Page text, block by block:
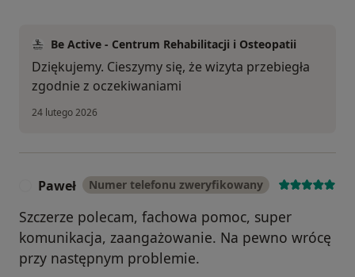
Be Active - Centrum Rehabilitacji i Osteopatii
Dziękujemy. Cieszymy się, że wizyta przebiegła
zgodnie z oczekiwaniami
24 lutego 2026
Paweł Numer telefonu zweryfikowany
Szczerze polecam, fachowa pomoc, super
komunikacja, zaangażowanie. Na pewno wrócę
przy następnym problemie.